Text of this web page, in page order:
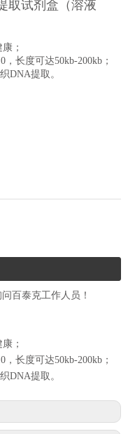
取试剂盒（溶液
；
长度可达50kb-200kb；
DNA提取。
百泰克工作人员！
；
长度可达50kb-200kb；
DNA提取。